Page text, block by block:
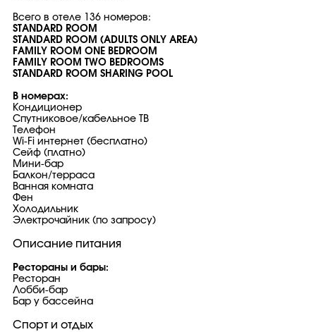
Всего в отеле 136 номеров:
STANDARD ROOM
STANDARD ROOM (ADULTS ONLY AREA)
FAMILY ROOM ONE BEDROOM
FAMILY ROOM TWO BEDROOMS
STANDARD ROOM SHARING POOL
В номерах:
Кондиционер
Спутниковое/кабельное ТВ
Телефон
Wi-Fi интернет (бесплатно)
Сейф (платно)
Мини-бар
Балкон/терраса
Ванная комната
Фен
Холодильник
Электрочайник (по запросу)
Описание питания
Рестораны и бары:
Ресторан
Лобби-бар
Бар у бассейна
Спорт и отдых